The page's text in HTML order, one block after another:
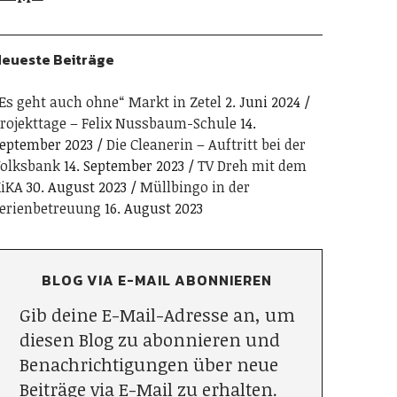
Beiträge
geht auch ohne“ Markt in Zetel 2. Juni 2024
– Felix Nussbaum-Schule 14.
2023
Die Cleanerin – Auftritt bei der
14. September 2023
TV Dreh mit dem
30. August 2023
Müllbingo in der
16. August 2023
BLOG VIA E-MAIL ABONNIEREN
Gib deine E-Mail-Adresse an, um
diesen Blog zu abonnieren und
Benachrichtigungen über neue
Beiträge via E-Mail zu erhalten.